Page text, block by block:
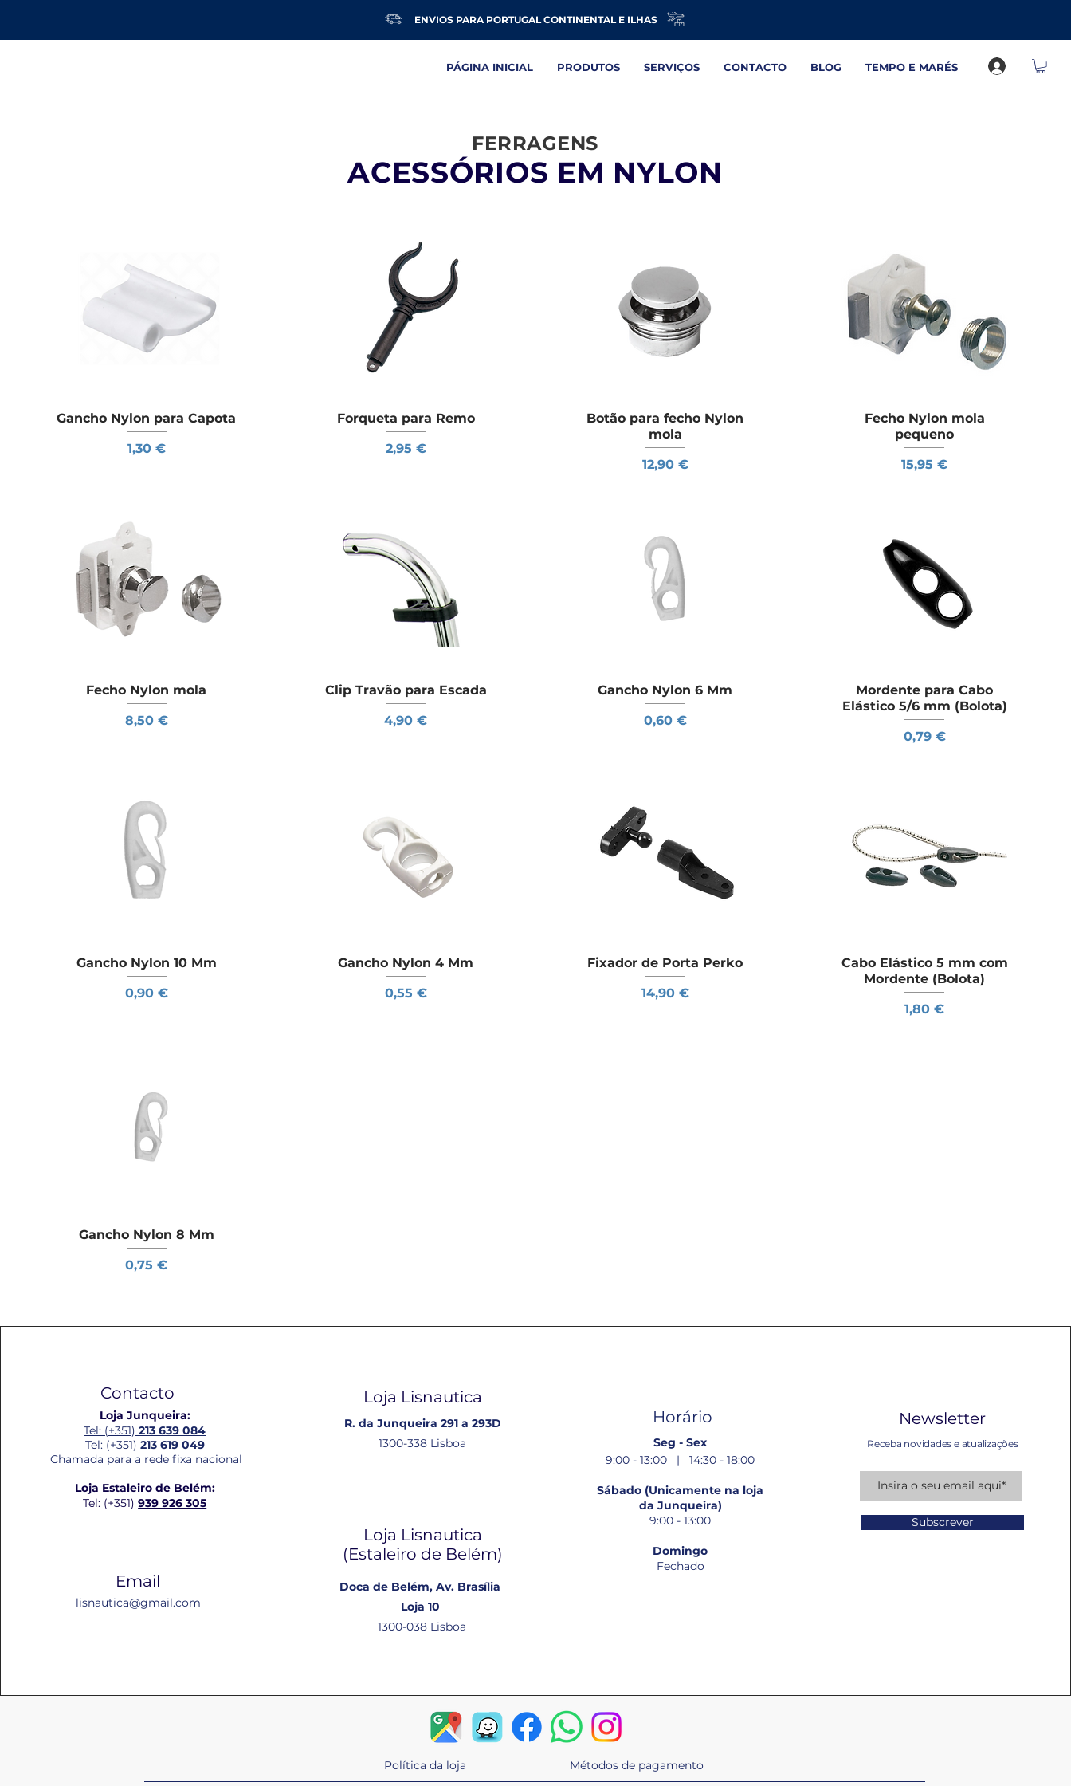
ENVIOS PARA PORTUGAL CONTINENTAL E ILHAS
PÁGINA INICIAL PRODUTOS SERVIÇOS CONTACTO BLOG TEMPO E MARÉS
FERRAGENS
ACESSÓRIOS EM NYLON
Visualização rápida
Gancho Nylon para Capota
Preço
1,30 €
Visualização rápida
Forqueta para Remo
Preço
2,95 €
Visualização rápida
Botão para fecho Nylon
mola
Preço
12,90 €
Visualização rápida
Fecho Nylon mola
pequeno
Preço
15,95 €
Visualização rápida
Fecho Nylon mola
Preço
8,50 €
Visualização rápida
Clip Travão para Escada
Preço
4,90 €
Visualização rápida
Gancho Nylon 6 Mm
Preço
0,60 €
Visualização rápida
Mordente para Cabo
Elástico 5/6 mm (Bolota)
Preço
0,79 €
Visualização rápida
Gancho Nylon 10 Mm
Preço
0,90 €
Visualização rápida
Gancho Nylon 4 Mm
Preço
0,55 €
Visualização rápida
Fixador de Porta Perko
Preço
14,90 €
Visualização rápida
Cabo Elástico 5 mm com
Mordente (Bolota)
Preço
1,80 €
Visualização rápida
Gancho Nylon 8 Mm
Preço
0,75 €
Contacto
Loja Junqueira:
Tel: (+351)213 639 084
Tel: (+351) 213 619 049
Chamada para a rede fixa nacional
Loja Estaleiro de Belém:
Tel: (+351)939 926 305
Email
lisnautica@gmail.com
Loja Lisnautica
R. da Junqueira 291 a 293D
1300-338 Lisboa
Loja Lisnautica
(Estaleiro de Belém​)
Doca de Belém, Av. Brasília
Loja 10
1300-038 Lisboa
Horário
Seg - Sex
9:00 - 13:00 | 14:30 - 18:00
Sábado (Unicamente na loja
da Junqueira)
9:00 - 13:00
Domingo
Fechado
Newsletter
Receba novidades e atualizações
Subscrever
Política da loja Métodos de pagamento